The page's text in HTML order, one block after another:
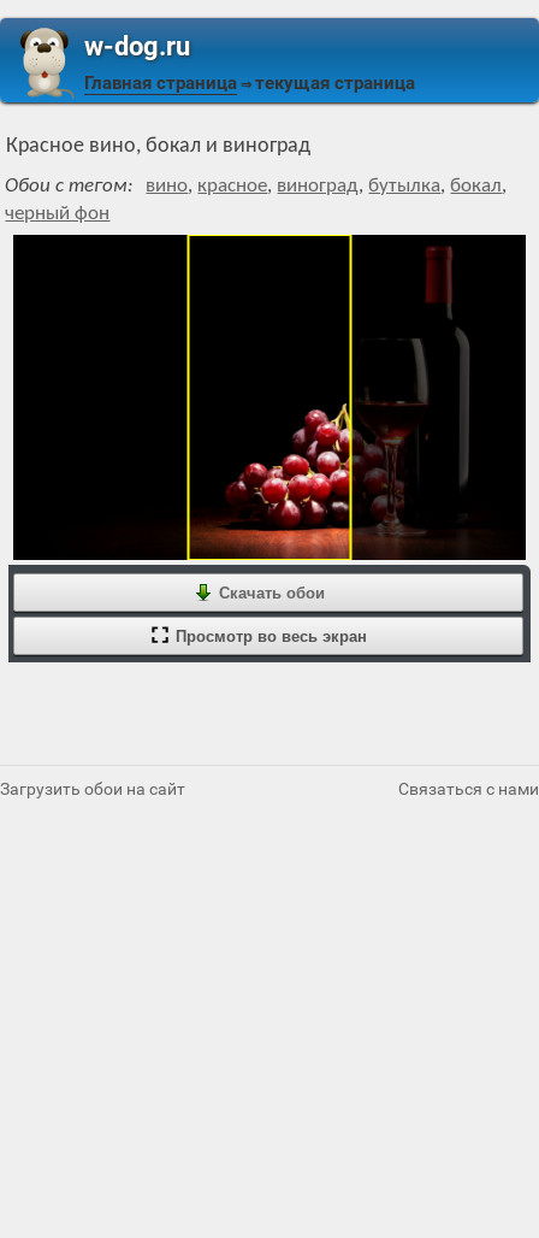
w-dog.ru
Главная страница ⇒ текущая страница
Красное вино, бокал и виноград
Обои с тегом: вино, красное, виноград,бутылка,бокал,
черный фон
Скачать обои
Просмотр во весь экран
Загрузить обои на сайт Связаться с нами